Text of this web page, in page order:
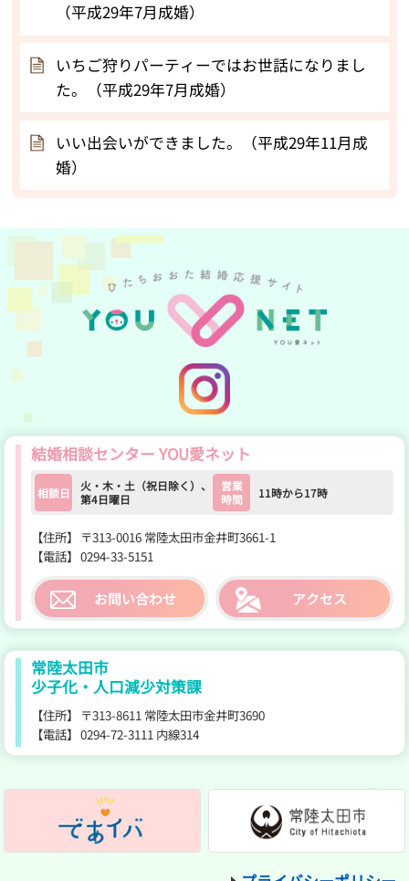
（平成29年7月成婚）
いちご狩りパーティーではお世話になりまし
た。（平成29年7月成婚）
いい出会いができました。（平成29年11月成
婚）
結婚相談センター YOU愛ネット
相談日
火・木・土（祝日除く）、
第4日曜日
営業
時間
11時から17時
【住所】 〒313-0016 常陸太田市金井町3661-1
【電話】 0294-33-5151
お問い合わせ アクセス
常陸太田市
少子化・人口減少対策課
【住所】 〒313-8611 常陸太田市金井町3690
【電話】 0294-72-3111 内線314
であいば